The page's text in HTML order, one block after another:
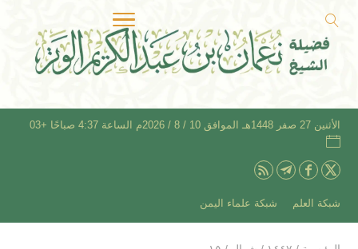
الأثنين 27 صفر 1448هـ الموافق 10 / 8 / 2026م الساعة 4:37 صباحًا +03
شبكة العلم شبكة علماء اليمن